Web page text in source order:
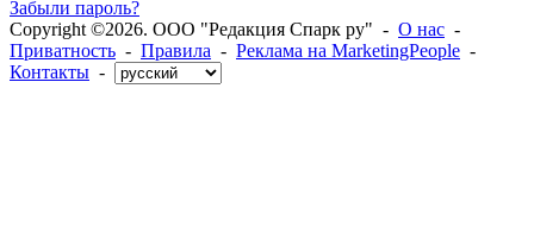
Забыли пароль?
Copyright ©2026. ООО "Редакция Спарк ру" - О нас -
Приватность - Правила - Реклама на MarketingPeople -
Контакты -